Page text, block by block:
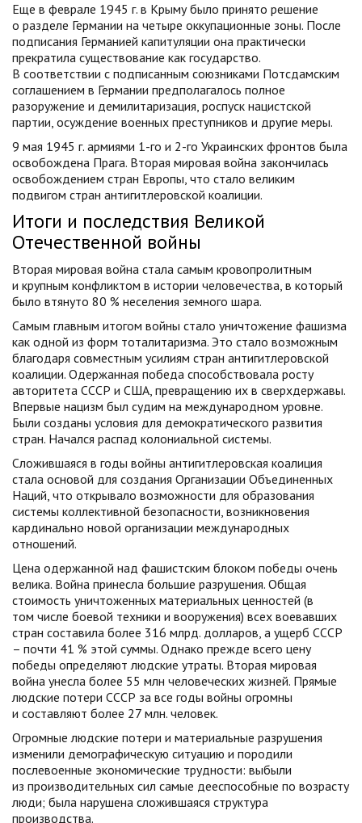
Еще в феврале 1945 г. в Крыму было принято решение
о разделе Германии на четыре оккупационные зоны. После
подписания Германией капитуляции она практически
прекратила существование как государство.
В соответствии с подписанным союзниками Потсдамским
соглашением в Германии предполагалось полное
разоружение и демилитаризация, роспуск нацистской
партии, осуждение военных преступников и другие меры.
9 мая 1945 г. армиями 1-го и 2-го Украинских фронтов была
освобождена Прага. Вторая мировая война закончилась
освобождением стран Европы, что стало великим
подвигом стран антигитлеровской коалиции.
Итоги и последствия Великой
Отечественной войны
Вторая мировая война стала самым кровопролитным
и крупным конфликтом в истории человечества, в который
было втянуто 80 % неселения земного шара.
Самым главным итогом войны стало уничтожение фашизма
как одной из форм тоталитаризма. Это стало возможным
благодаря совместным усилиям стран антигитлеровской
коалиции. Одержанная победа способствовала росту
авторитета СССР и США, превращению их в сверхдержавы.
Впервые нацизм был судим на международном уровне.
Были созданы условия для демократического развития
стран. Начался распад колониальной системы.
Сложившаяся в годы войны антигитлеровская коалиция
стала основой для создания Организации Объединенных
Наций, что открывало возможности для образования
системы коллективной безопасности, возникновения
кардинально новой организации международных
отношений.
Цена одержанной над фашистским блоком победы очень
велика. Война принесла большие разрушения. Общая
стоимость уничтоженных материальных ценностей (в
том числе боевой техники и вооружения) всех воевавших
стран составила более 316 млрд. долларов, а ущерб СССР
– почти 41 % этой суммы. Однако прежде всего цену
победы определяют людские утраты. Вторая мировая
война унесла более 55 млн человеческих жизней. Прямые
людские потери СССР за все годы войны огромны
и составляют более 27 млн. человек.
Огромные людские потери и материальные разрушения
изменили демографическую ситуацию и породили
послевоенные экономические трудности: выбыли
из производительных сил самые дееспособные по возрасту
люди; была нарушена сложившаяся структура
производства.